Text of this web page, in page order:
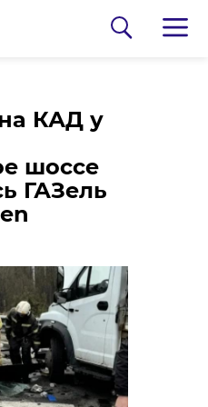
КАД у
шоссе
ГАЗель
11
99-